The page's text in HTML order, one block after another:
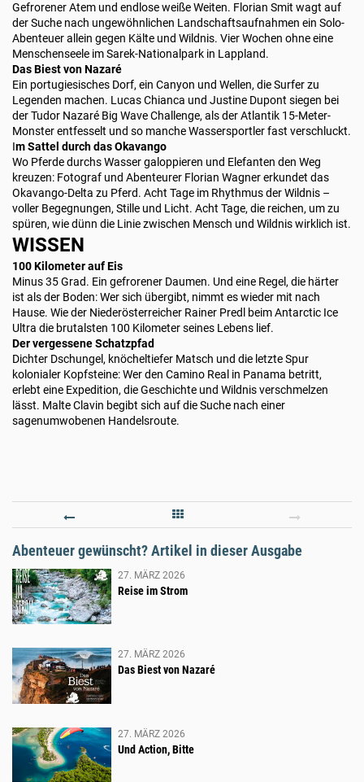
Gefrorener Atem und endlose weiße Weiten. Florian Smit wagt auf
der Suche nach ungewöhnlichen Landschaftsaufnahmen ein Solo-
Abenteuer allein gegen Kälte und Wildnis. Vier Wochen ohne eine
Menschenseele im Sarek-Nationalpark in Lappland.
Das Biest von Nazaré
Ein portugiesisches Dorf, ein Canyon und Wellen, die Surfer zu
Legenden machen. Lucas Chianca und Justine Dupont siegen bei
der Tudor Nazaré Big Wave Challenge, als der Atlantik 15-Meter-
Monster entfesselt und so manche Wassersportler fast verschluckt.
Im Sattel durch das Okavango
Wo Pferde durchs Wasser galoppieren und Elefanten den Weg
kreuzen: Fotograf und Abenteurer Florian Wagner erkundet das
Okavango-Delta zu Pferd. Acht Tage im Rhythmus der Wildnis –
voller Begegnungen, Stille und Licht. Acht Tage, die reichen, um zu
spüren, wie dünn die Linie zwischen Mensch und Wildnis wirklich ist.
WISSEN
100 Kilometer auf Eis
Minus 35 Grad. Ein gefrorener Daumen. Und eine Regel, die härter
ist als der Boden: Wer sich übergibt, nimmt es wieder mit nach
Hause. Wie der Niederösterreicher Rainer Predl beim Antarctic Ice
Ultra die brutalsten 100 Kilometer seines Lebens lief.
Der vergessene Schatzpfad
Dichter Dschungel, knöcheltiefer Matsch und die letzte Spur
kolonialer Kopfsteine: Wer den Camino Real in Panama betritt,
erlebt eine Expedition, die Geschichte und Wildnis verschmelzen
lässt. Malte Clavin begibt sich auf die Suche nach einer
sagenumwobenen Handelsroute.
01/2026
WHITE
WILD
ABENTEUER
EIS
UND
ADRENALIN
Abenteuer gewünscht? Artikel in dieser Ausgabe
27. MÄRZ 2026
Reise im Strom
27. MÄRZ 2026
Das Biest von Nazaré
27. MÄRZ 2026
Und Action, Bitte